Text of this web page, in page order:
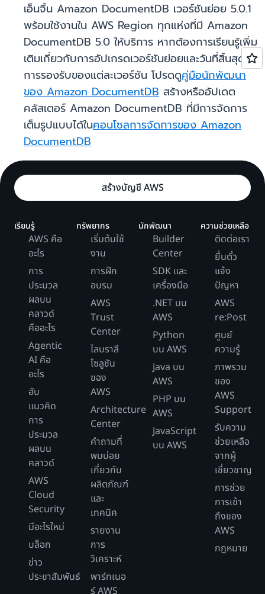
เอ็นจิ้น Amazon DocumentDB เวอร์ชันย่อย 5.0.1
พร้อมใช้งานใน AWS Region ทุกแห่งที่มี Amazon
DocumentDB 5.0 ให้บริการ หากต้องการเรียนรู้เพิ่ม
เติมเกี่ยวกับการอัปเกรดเวอร์ชันย่อยและวันที่สิ้นสุด
การรองรับของแต่ละเวอร์ชัน โปรดดูคู่มือนักพัฒนา
ของ Amazon DocumentDB สร้างหรืออัปเดต
คลัสเตอร์ Amazon DocumentDB ที่มีการจัดการ
เต็มรูปแบบได้ในคอนโซลการจัดการของ Amazon
DocumentDB
สร้างบัญชี AWS
เรียนรู้
AWS คือ
อะไร
การ
ประมวล
ผลบน
คลาวด์
คืออะไร
Agentic
AI คือ
อะไร
ฮับ
แนวคิด
การ
ประมวล
ผลบน
คลาวด์
AWS
Cloud
Security
มีอะไรใหม่
บล็อก
ข่าว
ประชาสัมพันธ์
ทรัพยากร
เริ่มต้นใช้
งาน
การฝึก
อบรม
AWS
Trust
Center
ไลบราลี
โซลูชัน
ของ
AWS
Architecture
Center
คำถามที่
พบบ่อย
เกี่ยวกับ
ผลิตภัณฑ์
และ
เทคนิค
รายงาน
การ
วิเคราะห์
พาร์ทเนอ
นักพัฒนา
Builder
Center
SDK และ
เครื่องมือ
.NET บน
AWS
Python
บน AWS
Java บน
AWS
PHP บน
AWS
JavaScript
บน AWS
ความช่วยเหลือ
ติดต่อเรา
ยื่นตั๋ว
แจ้ง
ปัญหา
AWS
re:Post
ศูนย์
ความรู้
ภาพรวม
ของ
AWS
Support
รับความ
ช่วยเหลือ
จากผู้
เชี่ยวชาญ
การช่วย
การเข้า
ถึงของ
AWS
กฎหมาย